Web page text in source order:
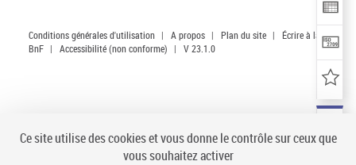
Conditions générales d'utilisation | A propos | Plan du site |
Écrire à la
BnF | Accessibilité (non conforme) | V 23.1.0
Ce site utilise des cookies et vous donne le contrôle sur ceux que
vous souhaitez activer